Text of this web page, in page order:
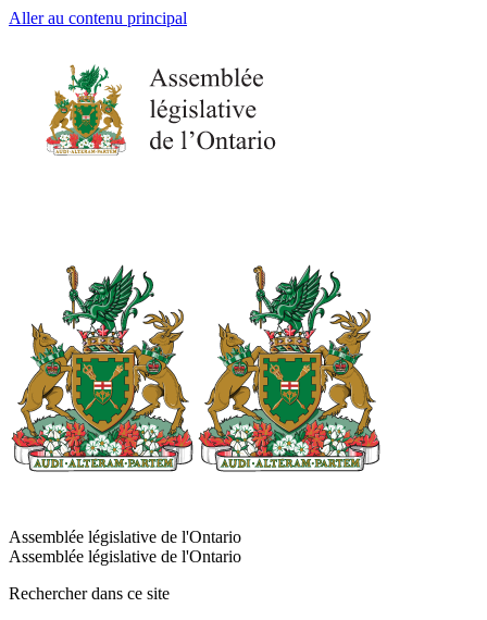
Aller au contenu principal
Assemblée législative de l'Ontario
Assemblée législative de l'Ontario
Rechercher dans ce site